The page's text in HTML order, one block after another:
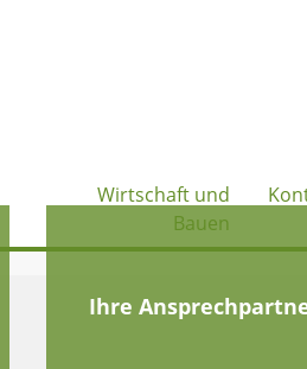
Wirtschaft und
Bauen
Ihre